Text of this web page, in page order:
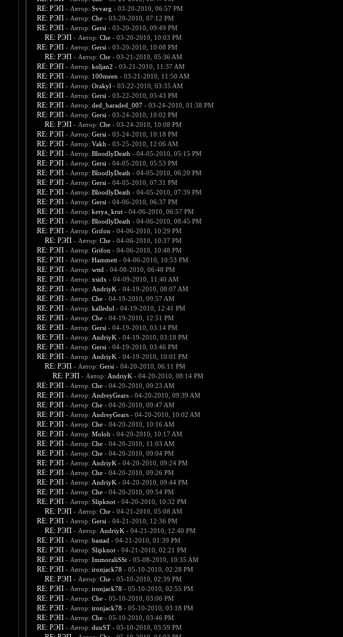
RE: РЭП - Автор: Svvarg - 03-20-2010, 06:57 PM
RE: РЭП - Автор: Che- 03-20-2010, 07:12 PM
RE: РЭП - Автор: Gersi - 03-20-2010, 09:49 PM
RE: РЭП - Автор: Che- 03-20-2010, 10:03 PM
RE: РЭП - Автор: Gersi - 03-20-2010, 10:08 PM
RE: РЭП - Автор: Che- 03-21-2010, 05:36 AM
RE: РЭП - Автор: koljan2 - 03-21-2010, 11:37 AM
RE: РЭП - Автор: 100meen - 03-21-2010, 11:50 AM
RE: РЭП - Автор: Orakyl - 03-22-2010, 03:35 AM
RE: РЭП - Автор: Gersi - 03-22-2010, 05:43 PM
RE: РЭП - Автор: ded_baraded_007- 03-24-2010, 01:38 PM
RE: РЭП - Автор: Gersi - 03-24-2010, 10:02 PM
RE: РЭП - Автор: Che- 03-24-2010, 10:08 PM
RE: РЭП - Автор: Gersi - 03-24-2010, 10:18 PM
RE: РЭП - Автор: Vakh - 03-25-2010, 12:06 AM
RE: РЭП - Автор: BloodlyDeath - 04-05-2010, 05:15 PM
RE: РЭП - Автор: Gersi - 04-05-2010, 05:53 PM
RE: РЭП - Автор: BloodlyDeath - 04-05-2010, 06:20 PM
RE: РЭП - Автор: Gersi - 04-05-2010, 07:31 PM
RE: РЭП - Автор: BloodlyDeath - 04-05-2010, 07:39 PM
RE: РЭП - Автор: Gersi - 04-06-2010, 06:37 PM
RE: РЭП - Автор: kerya_krut- 04-06-2010, 06:57 PM
RE: РЭП - Автор: BloodlyDeath - 04-06-2010, 08:45 PM
RE: РЭП - Автор: Grifon - 04-06-2010, 10:29 PM
RE: РЭП - Автор: Che- 04-06-2010, 10:37 PM
RE: РЭП - Автор: Grifon - 04-06-2010, 10:48 PM
RE: РЭП - Автор: Hammett- 04-06-2010, 10:53 PM
RE: РЭП - Автор: wttd - 04-08-2010, 06:48 PM
RE: РЭП - Автор: xsidx - 04-09-2010, 11:40 AM
RE: РЭП - Автор: AndriyK- 04-19-2010, 08:07 AM
RE: РЭП - Автор: Che- 04-19-2010, 09:57 AM
RE: РЭП - Автор: kalledul - 04-19-2010, 12:41 PM
RE: РЭП - Автор: Che- 04-19-2010, 12:51 PM
RE: РЭП - Автор: Gersi - 04-19-2010, 03:14 PM
RE: РЭП - Автор: AndriyK- 04-19-2010, 03:18 PM
RE: РЭП - Автор: Gersi - 04-19-2010, 03:46 PM
RE: РЭП - Автор: AndriyK- 04-19-2010, 10:01 PM
RE: РЭП - Автор: Gersi - 04-20-2010, 06:11 PM
RE: РЭП - Автор: AndriyK- 04-20-2010, 08:14 PM
RE: РЭП - Автор: Che- 04-20-2010, 09:23 AM
RE: РЭП - Автор: AndreyGears- 04-20-2010, 09:39 AM
RE: РЭП - Автор: Che- 04-20-2010, 09:47 AM
RE: РЭП - Автор: AndreyGears- 04-20-2010, 10:02 AM
RE: РЭП - Автор: Che- 04-20-2010, 10:16 AM
RE: РЭП - Автор: Moloh - 04-20-2010, 10:17 AM
RE: РЭП - Автор: Che- 04-20-2010, 11:03 AM
RE: РЭП - Автор: Che- 04-20-2010, 09:04 PM
RE: РЭП - Автор: AndriyK- 04-20-2010, 09:24 PM
RE: РЭП - Автор: Che- 04-20-2010, 09:26 PM
RE: РЭП - Автор: AndriyK- 04-20-2010, 09:44 PM
RE: РЭП - Автор: Che- 04-20-2010, 09:54 PM
RE: РЭП - Автор: Slipknot- 04-20-2010, 10:32 PM
RE: РЭП - Автор: Che- 04-21-2010, 05:08 AM
RE: РЭП - Автор: Gersi - 04-21-2010, 12:36 PM
RE: РЭП - Автор: AndriyK- 04-21-2010, 12:40 PM
RE: РЭП - Автор: bastad - 04-21-2010, 01:39 PM
RE: РЭП - Автор: Slipknot- 04-21-2010, 02:21 PM
RE: РЭП - Автор: ImmoraliSSt- 05-08-2010, 10:35 AM
RE: РЭП - Автор: ironjack78 - 05-10-2010, 02:28 PM
RE: РЭП - Автор: Che- 05-10-2010, 02:39 PM
RE: РЭП - Автор: ironjack78 - 05-10-2010, 02:55 PM
RE: РЭП - Автор: Che- 05-10-2010, 03:06 PM
RE: РЭП - Автор: ironjack78 - 05-10-2010, 03:18 PM
RE: РЭП - Автор: Che- 05-10-2010, 03:46 PM
RE: РЭП - Автор: duuST- 05-10-2010, 03:59 PM